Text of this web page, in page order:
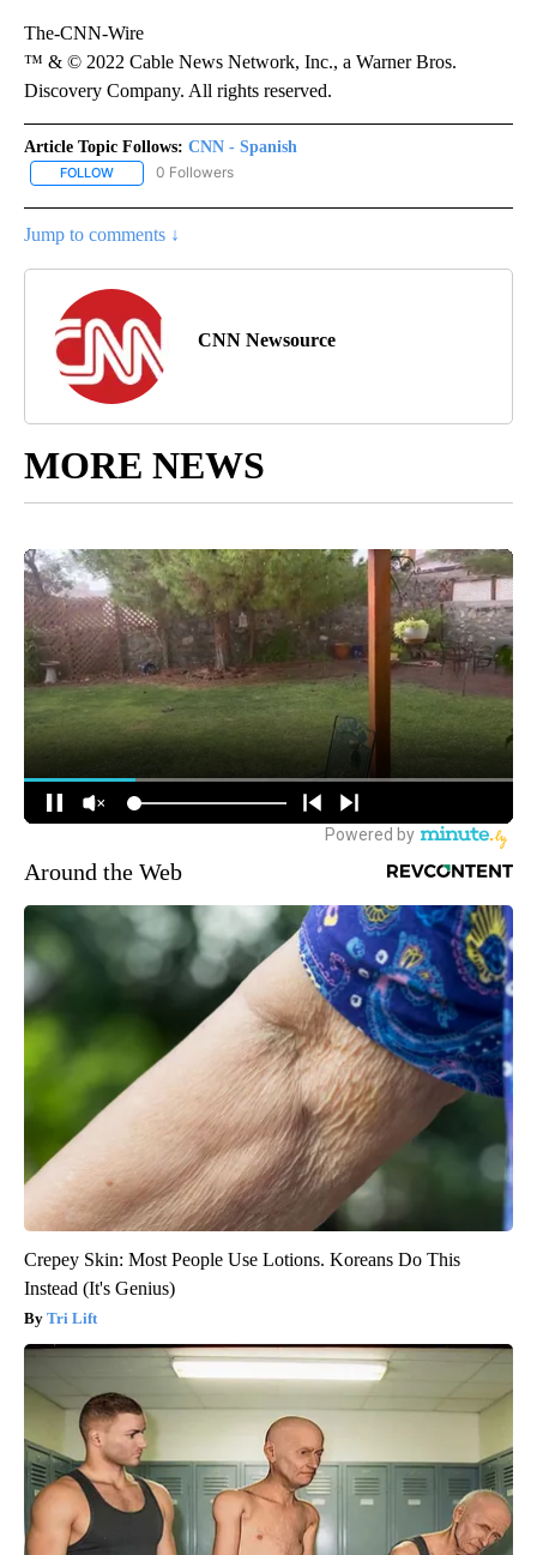
The-CNN-Wire
™ & © 2022 Cable News Network, Inc., a Warner Bros.
Discovery Company. All rights reserved.
Article Topic Follows: CNN - Spanish
FOLLOW FOLLOW "CNN - SPANISH" TO RECEIVE NOTIFICATIONS ABOUT
0 Followers
Jump to comments ↓
CNN Newsource
MORE NEWS
Around the Web
Crepey Skin: Most People Use Lotions. Koreans Do This
Instead (It's Genius)
Tri Lift